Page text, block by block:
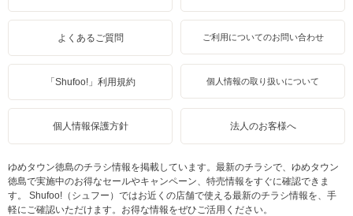
よくあるご質問 ご利用についてのお問い合わせ
「Shufoo!」利用規約 個人情報の取り扱いについて
個人情報保護方針 法人のお客様へ
ゆめタウン徳島のチラシ情報を掲載しています。最新のチラシで、ゆめタウン
徳島で実施中のお得なセールやキャンペーン、特売情報をすぐに確認できま
す。 Shufoo!（シュフー）ではお近くの店舗で使える最新のチラシ情報を、手
軽にご確認いただけます。お得な情報をぜひご活用ください。